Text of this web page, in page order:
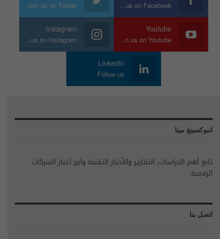
Join us on Facebook
Join us on Twitter
Youtube
Join us on Youtube
Instagram
Join us on Instagram
Linkedin
Follow us
انبوكسينغ مينا
تابع أهم الدراسات، التقارير والأخبار التقنية وأبرز أخبار الشركات
الرقمية.
اتصل بنا